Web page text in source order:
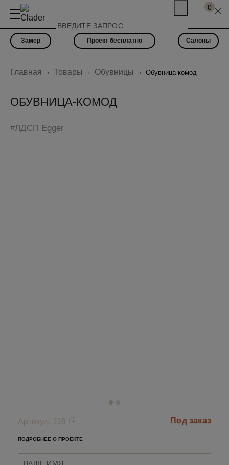
0
Замер Проект бесплатно Салоны
Главная Товары Обувницы Обувница-комод
ОБУВНИЦА-КОМОД
#ЛДСП Egger
Артикул: 119 Под заказ
ПОДРОБНЕЕ О ПРОЕКТЕ